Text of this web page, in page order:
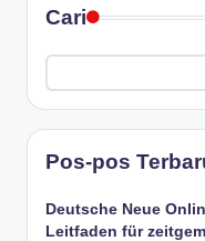
Cari
Pos-pos
Deutsche Neue
Leitfaden für